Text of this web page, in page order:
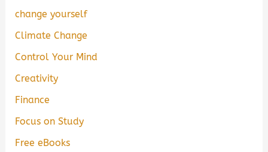
change yourself
Climate Change
Control Your Mind
Creativity
Finance
Focus on Study
Free eBooks